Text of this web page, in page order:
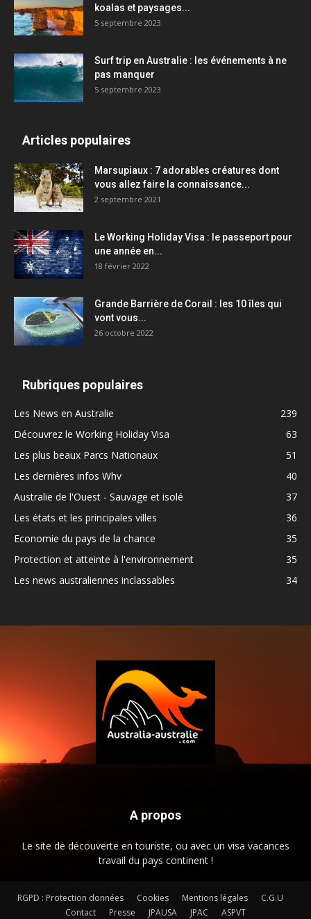
koalas et paysages...
5 septembre 2023
Surf trip en Australie : les événements à ne
pas manquer
5 septembre 2023
Articles populaires
Marsupiaux : 7 adorables créatures dont
vous allez faire la connaissance...
2 septembre 2021
Le Working Holiday Visa : le passeport pour
une année en...
18 février 2022
Grande Barrière de Corail : les 10 îles qui
vont vous...
26 octobre 2022
Rubriques populaires
Les News en Australie
239
Découvrez le Working Holiday Visa
63
Les plus beaux Parcs Nationaux
51
Les dernières infos Whv
40
Australie de l'Ouest - Sauvage et isolé
37
Les états et les principales villes
36
Economie du pays de la chance
35
Protection et atteinte à l'environnement
35
Les news australiennes inclassables
34
A propos
Le site de découverte en touriste, ou avec un visa vacances
travail du pays continent !
RGPD : Protection données Cookies Mentions légales
C.G.U
Contact
Presse JPAUSA JPAC ASPVT